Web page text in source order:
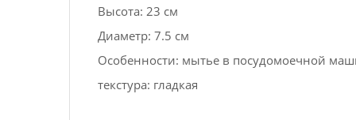
Высота: 23 см
Диаметр: 7.5 см
Особенности: мытье в посудомоечной
текстура: гладкая